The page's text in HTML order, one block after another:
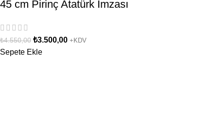
45 cm Pirinç Atatürk İmzası
₺4.550,00 ₺3.500,00 +KDV
Sepete Ekle